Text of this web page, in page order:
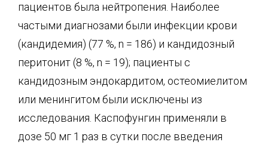
пациентов была нейтропения. Наиболее
частыми диагнозами были инфекции крови
(кандидемия) (77 %, n = 186) и кандидозный
перитонит (8 %, n = 19); пациенты с
кандидозным эндокардитом, остеомиелитом
или менингитом были исключены из
исследования. Каспофунгин применяли в
дозе 50 мг 1 раз в сутки после введения